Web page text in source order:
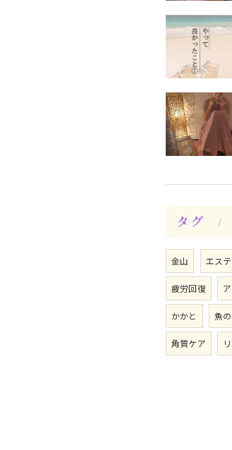
タグ
金山 エステ
疲労回復
かかと 魚
角質ケア